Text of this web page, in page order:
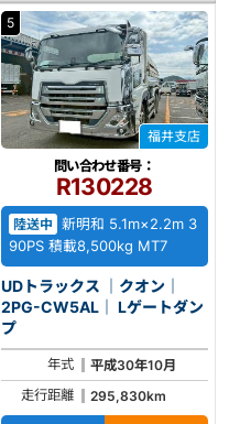
5
福井支店
問い合わせ番号：
R130228
陸送中 新明和 5.1m×2.2m 3
90PS 積載8,500kg MT7
UDトラックス ｜クオン｜
2PG-CW5AL｜ Lゲートダン
プ
年式
平成30年10月
走行距離
295,830km